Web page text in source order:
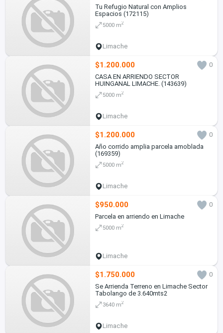
Tu Refugio Natural con Amplios
Espacios (172115)
5000 m2
Limache
$1.200.000
0
CASA EN ARRIENDO SECTOR
HUINGANAL LIMACHE. (143639)
5000 m2
Limache
$1.200.000
0
Año corrido amplia parcela amoblada
(169359)
5000 m2
Limache
$950.000
0
Parcela en arriendo en Limache
5000 m2
Limache
$1.750.000
0
Se Arrienda Terreno en Limache Sector
Tabolango de 3.640mts2
3640 m2
Limache